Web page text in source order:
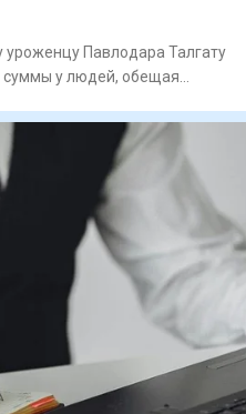
Павлодара Талгату
суммы у людей, обещая